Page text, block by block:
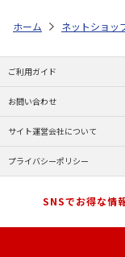
ホーム ネットショッ
ご利用ガイド
お問い合わせ
サイト運営会社について
プライバシーポリシー
SNSでお得な情